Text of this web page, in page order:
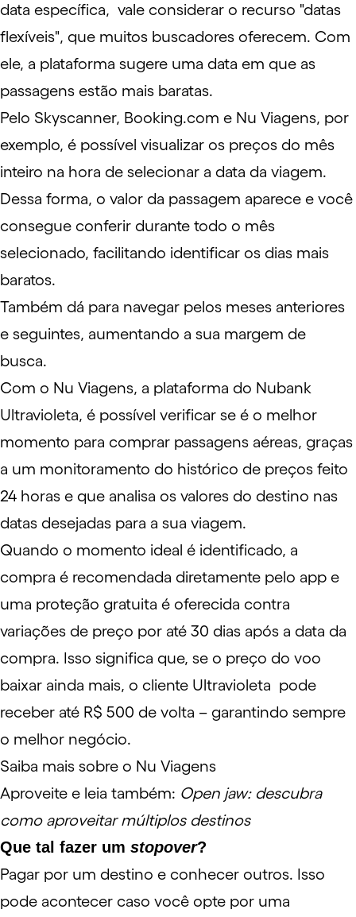
data específica, vale considerar o recurso "datas
flexíveis", que muitos buscadores oferecem. Com
ele, a plataforma sugere uma data em que as
passagens estão mais baratas.
Pelo Skyscanner, Booking.com e Nu Viagens, por
exemplo, é possível visualizar os preços do mês
inteiro na hora de selecionar a data da viagem.
Dessa forma, o valor da passagem aparece e você
consegue conferir durante todo o mês
selecionado, facilitando identificar os dias mais
baratos.
Também dá para navegar pelos meses anteriores
e seguintes, aumentando a sua margem de
busca.
Com o Nu Viagens, a plataforma do Nubank
Ultravioleta, é possível verificar se é o melhor
momento para comprar passagens aéreas, graças
a um monitoramento do histórico de preços feito
24 horas e que analisa os valores do destino nas
datas desejadas para a sua viagem.
Quando o momento ideal é identificado, a
compra é recomendada diretamente pelo app e
uma proteção gratuita é oferecida contra
variações de preço por até 30 dias após a data da
compra. Isso significa que, se o preço do voo
baixar ainda mais, o cliente Ultravioleta pode
receber até R$ 500 de volta – garantindo sempre
o melhor negócio.
Saiba mais sobre o Nu Viagens
Aproveite e leia também: Open jaw: descubra
como aproveitar múltiplos destinos
Que tal fazer um stopover?
Pagar por um destino e conhecer outros. Isso
pode acontecer caso você opte por uma